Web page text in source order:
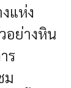
แห่ง
อย่างหิน
ร
ม